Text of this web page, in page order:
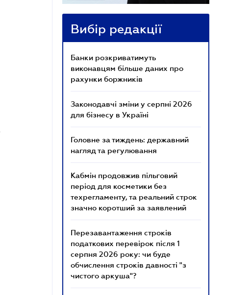
Вибір редакції
Банки розкриватимуть
виконавцям більше даних про
рахунки боржників
Законодавчі зміни у серпні 2026
для бізнесу в Україні
Головне за тиждень: державний
нагляд та регулювання
Кабмін продовжив пільговий
період для косметики без
техрегламенту, та реальний строк
значно коротший за заявлений
Перезавантаження строків
податкових перевірок після 1
серпня 2026 року: чи буде
обчислення строків давності "з
чистого аркуша"?